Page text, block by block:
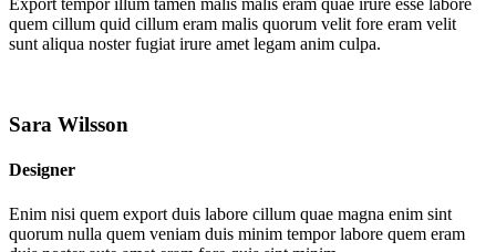
Export tempor illum tamen malis malis eram quae irure esse labore
quem cillum quid cillum eram malis quorum velit fore eram velit
sunt aliqua noster fugiat irure amet legam anim culpa.
Sara Wilsson
Designer
Enim nisi quem export duis labore cillum quae magna enim sint
quorum nulla quem veniam duis minim tempor labore quem eram